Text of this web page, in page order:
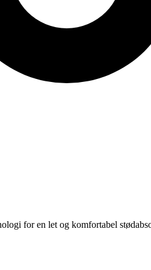
for en let og komfortabel